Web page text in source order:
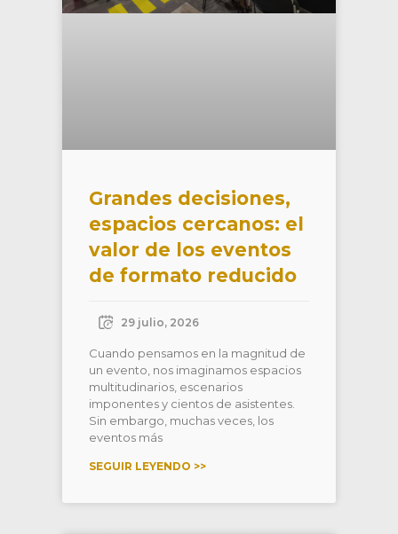
Grandes decisiones,
espacios cercanos: el
valor de los eventos
de formato reducido
29 julio, 2026
Cuando pensamos en la magnitud de
un evento, nos imaginamos espacios
multitudinarios, escenarios
imponentes y cientos de asistentes.
Sin embargo, muchas veces, los
eventos más
SEGUIR LEYENDO >>